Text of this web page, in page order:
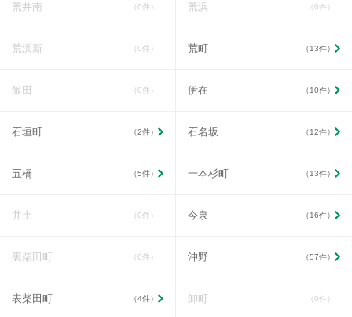
荒井南 （0件） 荒浜 （0件）
荒浜新 （0件） 荒町 （13件）
飯田 （0件） 伊在 （10件）
石垣町 （2件） 石名坂 （12件）
五橋 （5件） 一本杉町 （13件）
井土 （0件） 今泉 （16件）
裏柴田町 （0件） 沖野 （57件）
表柴田町 （4件） 卸町 （0件）